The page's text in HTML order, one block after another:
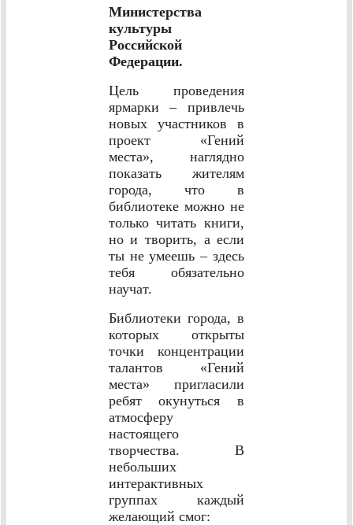
Министерства
культуры
Российской
Федерации.
Цель проведения
ярмарки – привлечь
новых участников в
проект «Гений
места», наглядно
показать жителям
города, что в
библиотеке можно не
только читать книги,
но и творить, а если
ты не умеешь – здесь
тебя обязательно
научат.
Библиотеки города, в
которых открыты
точки концентрации
талантов «Гений
места» пригласили
ребят окунуться в
атмосферу
настоящего
творчества. В
небольших
интерактивных
группах каждый
желающий смог: